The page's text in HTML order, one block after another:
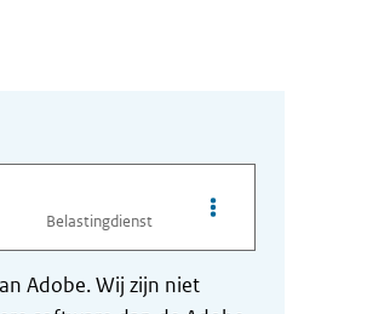
Belastingdienst
Opties van bestand
Adobe. Wij zijn niet